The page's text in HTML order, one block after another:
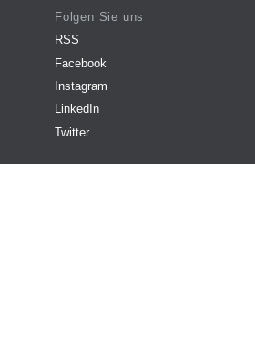
Folgen Sie uns
RSS
Facebook
Instagram
LinkedIn
Twitter